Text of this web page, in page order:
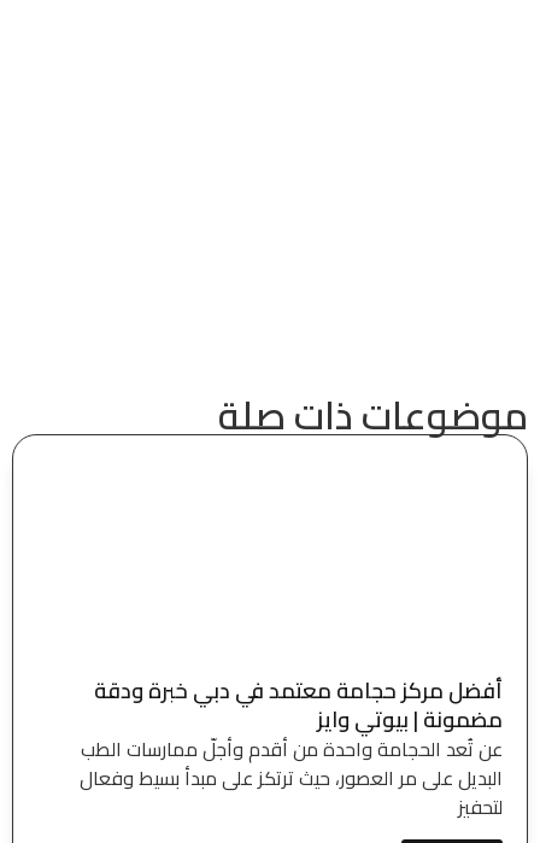
موضوعات ذات صلة
أفضل مركز حجامة معتمد في دبي خبرة ودقة
مضمونة | بيوتي وايز
عن تُعد الحجامة واحدة من أقدم وأجلّ ممارسات الطب
البديل على مر العصور، حيث ترتكز على مبدأ بسيط وفعال
لتحفيز